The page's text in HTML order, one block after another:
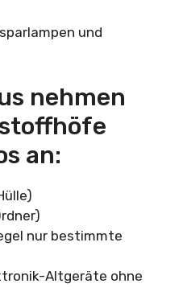
und
nehmen
an:
nur bestimmte
Altgeräte ohne